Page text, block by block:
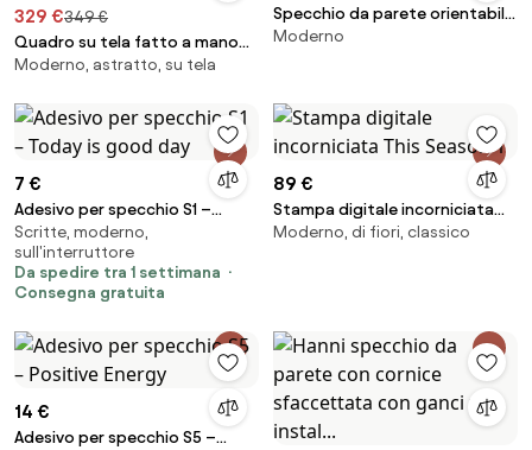
329 €349 €
Quadro su tela fatto a mano
con cornice in legno Tucman
Moderno, astratto, su tela
Specchio da parete orientabile
Vanity
Moderno
7 €
Adesivo per specchio S1 –
Today is good day
Scritte, moderno,
sull'interruttore
Da spedire tra 1 settimana
Consegna gratuita
89 €
Stampa digitale incorniciata
This Season 1
Moderno, di fiori, classico
14 €
Adesivo per specchio S5 –